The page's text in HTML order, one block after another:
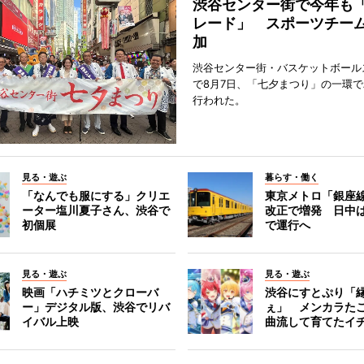
渋谷センター街で今年も
レード」 スポーツチー
加
渋谷センター街・バスケットボー
で8月7日、「七夕まつり」の一環
行われた。
見る・遊ぶ
「なんでも服にする」クリエ
ーター塩川夏子さん、渋谷で
初個展
暮らす・働く
東京メトロ「銀座
改正で増発 日中
で運行へ
見る・遊ぶ
映画「ハチミツとクローバ
ー」デジタル版、渋谷でリバ
イバル上映
見る・遊ぶ
渋谷にすとぷり「
ぇ」 メンカラた
曲流して育てたイ